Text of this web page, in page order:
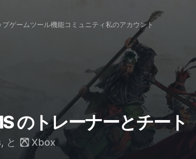
プゲームツール機能コミュニティ私のアカウント
のトレーナーとチート
, と Xbox